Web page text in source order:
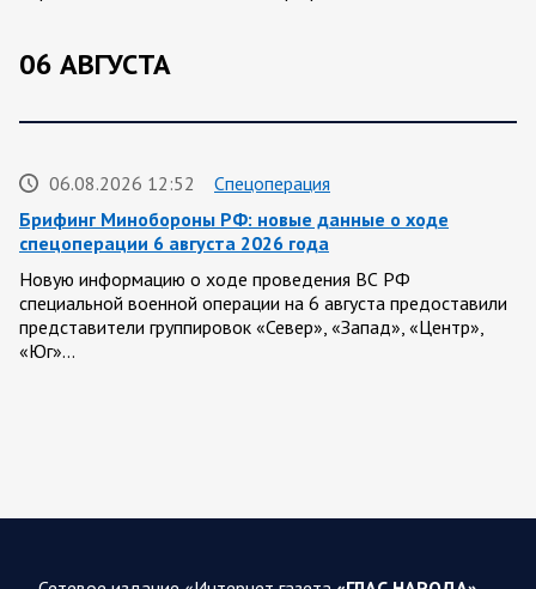
06 АВГУСТА
06.08.2026 12:52
Спецоперация
Брифинг Минобороны РФ: новые данные о ходе
спецоперации 6 августа 2026 года
Новую информацию о ходе проведения ВС РФ
специальной военной операции на 6 августа предоставили
представители группировок «Север», «Запад», «Центр»,
«Юг»…
Российские вооруженные силы нанесли удары по